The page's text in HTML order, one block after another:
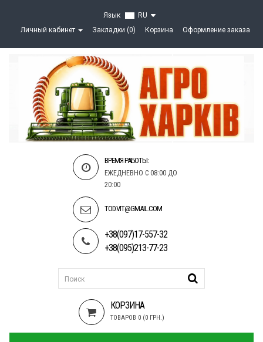
Язык
RU
Личный кабинет
Закладки (0) Корзина Оформление заказа
ВРЕМЯ РАБОТЫ:
ЕЖЕДНЕВНО С 08:00 ДО
20:00
TOD.VIT@GMAIL.COM
+38(097)17-557-32
+38(095)213-77-23
КОРЗИНА
ТОВАРОВ 0 (0 ГРН.)